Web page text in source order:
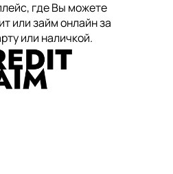
где Вы можете
или займ онлайн за
или наличкой.